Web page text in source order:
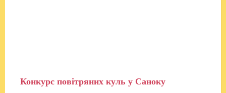
Конкурс повітряних куль у Саноку